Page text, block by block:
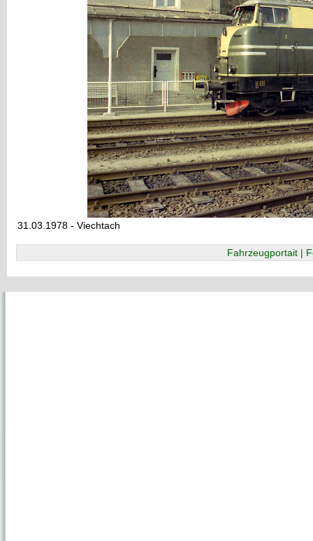
31.03.1978 - Viechtach
Fahrzeugportait |